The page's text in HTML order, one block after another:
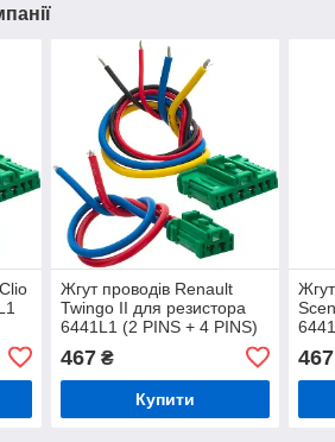
Жгут проводів Renault
Twingo II для резистора
6441L1 (2 PINS + 4 PINS)
467₴
Купити
467